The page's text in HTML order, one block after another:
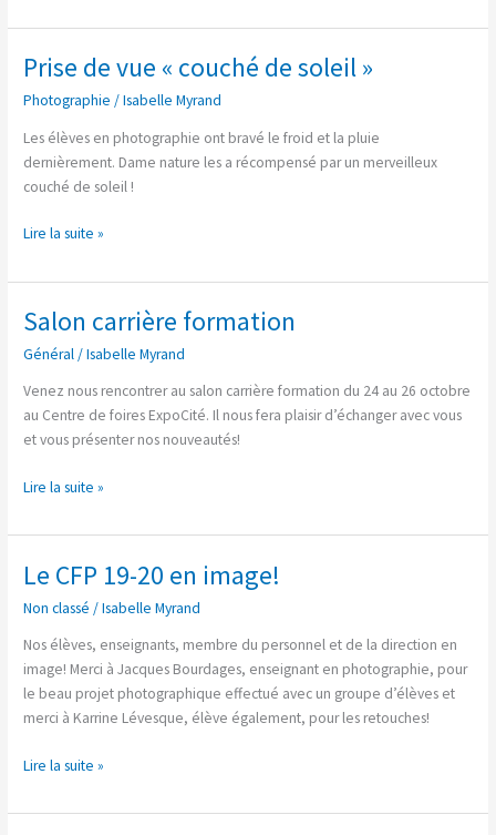
Prise de vue « couché de soleil »
Photographie /Isabelle Myrand
Les élèves en photographie ont bravé le froid et la pluie
dernièrement. Dame nature les a récompensé par un merveilleux
couché de soleil !
Prise
vue
« couché
de
soleil »
Lire la suite »
Salon carrière formation
Général/Isabelle Myrand
Venez nous rencontrer au salon carrière formation du 24 au 26 octobre
au Centre de foires ExpoCité. Il nous fera plaisir d’échanger avec vous
et vous présenter nos nouveautés!
Salon
formation
Lire la suite »
Le CFP 19-20 en image!
Non classé /Isabelle Myrand
Nos élèves, enseignants, membre du personnel et de la direction en
image! Merci à Jacques Bourdages, enseignant en photographie, pour
le beau projet photographique effectué avec un groupe d’élèves et
merci à Karrine Lévesque, élève également, pour les retouches!
Le
19-
20
en
image!
Lire la suite »